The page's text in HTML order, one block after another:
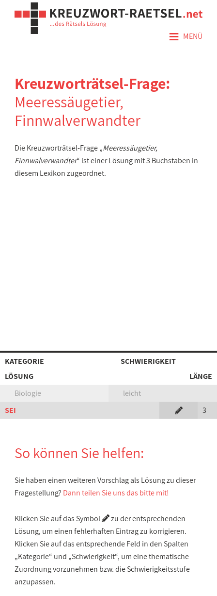
≡ MENÜ
Kreuzworträtsel-Frage:
Meeressäugetier,
Finnwalverwandter
Die Kreuzworträtsel-Frage „Meeressäugetier,
Finnwalverwandter“ ist einer Lösung mit 3 Buchstaben in
diesem Lexikon zugeordnet.
KATEGORIE
SCHWIERIGKEIT
LÖSUNG
LÄNGE
Biologie
leicht
SEI
3
So können Sie helfen:
Sie haben einen weiteren Vorschlag als Lösung zu dieser
Fragestellung? Dann teilen Sie uns das bitte mit!
Klicken Sie auf das Symbol
zu der entsprechenden
Lösung, um einen fehlerhaften Eintrag zu korrigieren.
Klicken Sie auf das entsprechende Feld in den Spalten
„Kategorie“ und „Schwierigkeit“, um eine thematische
Zuordnung vorzunehmen bzw. die Schwierigkeitsstufe
anzupassen.